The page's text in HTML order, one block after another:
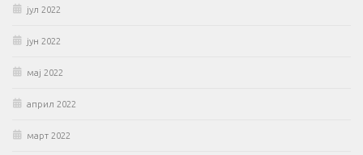
јул 2022
јун 2022
мај 2022
април 2022
март 2022